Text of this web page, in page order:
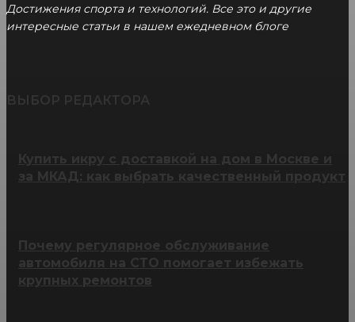
Достижения спорта и технологий. Все это и другие
интересные статьи в нашем ежедневном блоге
Купить икру с доставкой на дом в Москве и
за МКАД: как выбрать качественный продукт
Почему регулярное обслуживание
автомобиля на СТО помогает избежать
крупных ремонтов